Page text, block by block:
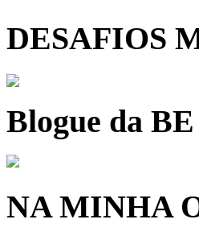
DESAFIOS
Blogue da BE
NA MINHA